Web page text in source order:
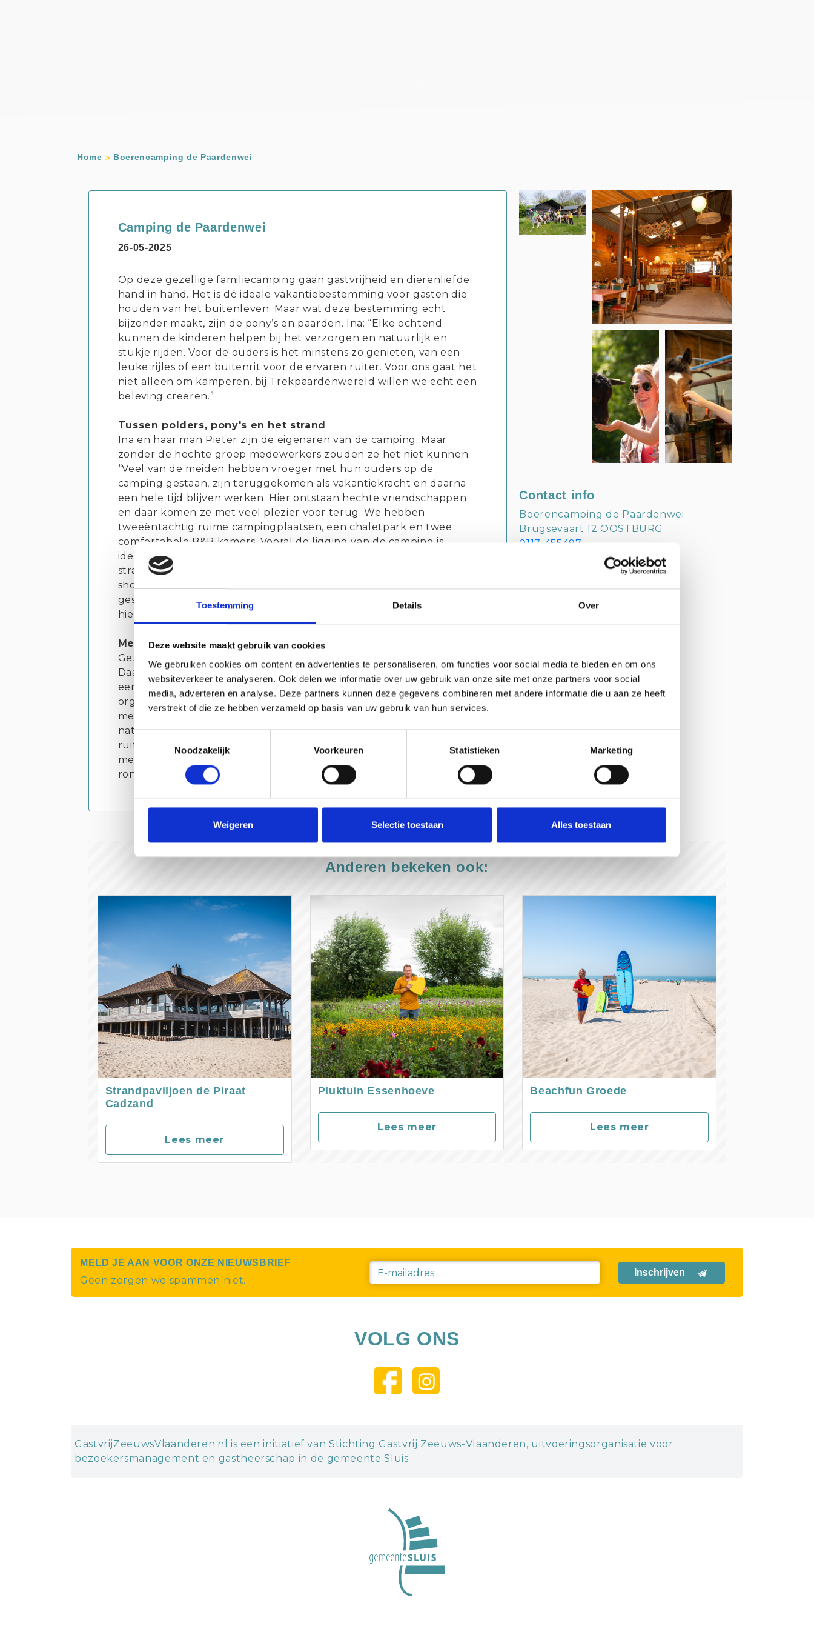
Toestemming Details Over
Deze website maakt gebruik van cookies
We gebruiken cookies om content en advertenties te personaliseren, om functies voor social media te bieden en om ons
websiteverkeer te analyseren. Ook delen we informatie over uw gebruik van onze site met onze partners voor social
media, adverteren en analyse. Deze partners kunnen deze gegevens combineren met andere informatie die u aan ze heeft
verstrekt of die ze hebben verzameld op basis van uw gebruik van hun services.
Toestemmingsselectie
Noodzakelijk
Voorkeuren Statistieken Marketing
Weigeren Selectie toestaan Alles toestaan
Home Boerencamping de Paardenwei
Camping de Paardenwei
26-05-2025
Op deze gezellige familiecamping gaan gastvrijheid en dierenliefde
hand in hand. Het is dé ideale vakantiebestemming voor gasten die
houden van het buitenleven. Maar wat deze bestemming echt
bijzonder maakt, zijn de pony’s en paarden. Ina: “Elke ochtend
kunnen de kinderen helpen bij het verzorgen en natuurlijk en
stukje rijden. Voor de ouders is het minstens zo genieten, van een
leuke rijles of een buitenrit voor de ervaren ruiter. Voor ons gaat het
niet alleen om kamperen, bij Trekpaardenwereld willen we echt een
beleving creëren.”
Tussen polders, pony's en het strand
Ina en haar man Pieter zijn de eigenaren van de camping. Maar
zonder de hechte groep medewerkers zouden ze het niet kunnen.
“Veel van de meiden hebben vroeger met hun ouders op de
camping gestaan, zijn teruggekomen als vakantiekracht en daarna
een hele tijd blijven werken. Hier ontstaan hechte vriendschappen
en daar komen ze met veel plezier voor terug. We hebben
tweeëntachtig ruime campingplaatsen, een chaletpark en twee
comfortabele B&B kamers. Vooral de ligging van de camping is
ideaal. Supermarkten zijn in de buurt, in tien minuten ben je op het
strand, maar je staat ook zo in Sluis voor een gezellig middagje
shoppen. In het voor- en naseizoen is de camping een hele
geschikte plek voor natuurliefhebbers en rustzoekers. Dan geniet je
hier volop van de mooie polders en natuurlijk van de paarden.
Meer dan kamperen
Gezelligheid vinden we minstens zo belangrijk als de beleving.
Daarom organiseren we elke week een pizza-avond en kun je op
een andere avond genieten van frietjes met stoofvlees. We
organiseren ook regelmatig activiteiten die altijd een link hebben
met de paarden: van tekenlessen waarin je leert een pony
natekenen tot sportlessen die gericht zijn op de spieren die je als
ruiter gebruikt. We bieden ook paardrijlessen op maat, geschikt voor
mensen met een fysieke of lichamelijke beperking. Maar soms is
rondkijken is de stal een beleving op zich voor de campinggast."
Contact info
Boerencamping de Paardenwei
Brugsevaart 12 OOSTBURG
0117-455497
info@trekpaardenwereld.nl
Anderen bekeken ook:
Strandpaviljoen de Piraat
Cadzand
Lees meer
Pluktuin Essenhoeve
Lees meer
Beachfun Groede
Lees meer
MELD JE AAN VOOR ONZE NIEUWSBRIEF
Geen zorgen we spammen niet.
Inschrijven
VOLG ONS
GastvrijZeeuwsVlaanderen.nl is een initiatief van Stichting Gastvrij Zeeuws-Vlaanderen, uitvoeringsorganisatie voor
bezoekersmanagement en gastheerschap in de gemeente Sluis.